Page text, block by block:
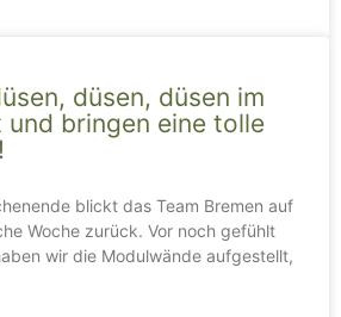
düsen, düsen im
und bringen eine tolle
blickt das Team Bremen auf
Woche zurück. Vor noch gefühlt
wir die Modulwände aufgestellt,